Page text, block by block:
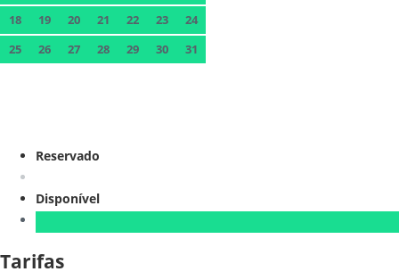
18
19 20 21 22 23
24
25
26 27 28 29 30 31
Reservado
Disponível
Tarifas